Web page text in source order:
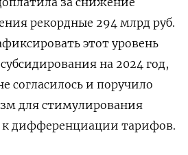
рекордные 294 млрд руб.
этот уровень
на 2024 год,
согласилось и поручило
для стимулирования
к дифференциации тарифов.